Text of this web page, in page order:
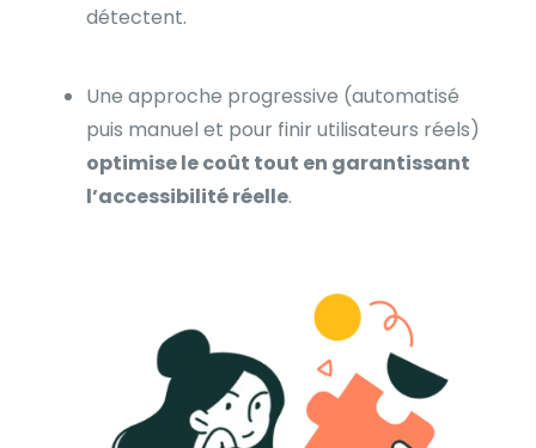
détectent.
Une approche progressive (automatisé
puis manuel et pour finir utilisateurs réels)
optimise le coût tout en garantissant
l’accessibilité réelle.